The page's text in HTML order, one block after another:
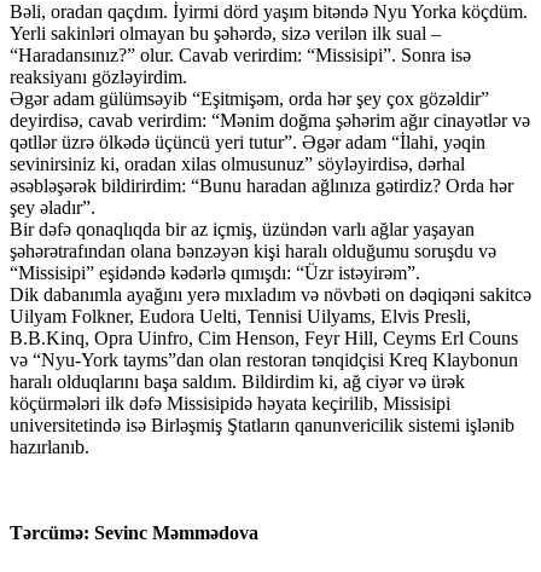
Bəli, oradan qaçdım. İyirmi dörd yaşım bitəndə Nyu Yorka köçdüm.
Yerli sakinləri olmayan bu şəhərdə, sizə verilən ilk sual –
“Haradansınız?” olur. Cavab verirdim: “Missisipi”. Sonra isə
reaksiyanı gözləyirdim.
Əgər adam gülümsəyib “Eşitmişəm, orda hər şey çox gözəldir”
deyirdisə, cavab verirdim: “Mənim doğma şəhərim ağır cinayətlər və
qətllər üzrə ölkədə üçüncü yeri tutur”. Əgər adam “İlahi, yəqin
sevinirsiniz ki, oradan xilas olmusunuz” söyləyirdisə, dərhal
əsəbləşərək bildirirdim: “Bunu haradan ağlınıza gətirdiz? Orda hər
şey əladır”.
Bir dəfə qonaqlıqda bir az içmiş, üzündən varlı ağlar yaşayan
şəhərətrafından olana bənzəyən kişi haralı olduğumu soruşdu və
“Missisipi” eşidəndə kədərlə qımışdı: “Üzr istəyirəm”.
Dik dabanımla ayağını yerə mıxladım və növbəti on dəqiqəni sakitcə
Uilyam Folkner, Eudora Uelti, Tennisi Uilyams, Elvis Presli,
B.B.Kinq, Opra Uinfro, Cim Henson, Feyr Hill, Ceyms Erl Couns
və “Nyu-York tayms”dan olan restoran tənqidçisi Kreq Klaybonun
haralı olduqlarını başa saldım. Bildirdim ki, ağ ciyər və ürək
köçürmələri ilk dəfə Missisipidə həyata keçirilib, Missisipi
universitetində isə Birləşmiş Ştatların qanunvericilik sistemi işlənib
hazırlanıb.
Tərcümə: Sevinc Məmmədova